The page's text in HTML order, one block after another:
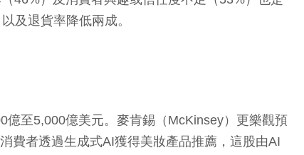
及退貨率降低兩成。
至5,000億美元。麥肯錫（McKinsey）更樂觀預
費者透過生成式AI獲得美妝產品推薦，這股由AI